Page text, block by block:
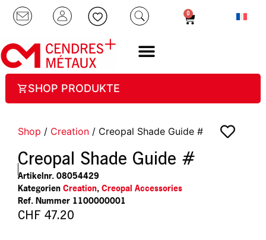
0
SHOP PRODUKTE
Shop / Creation / Creopal Shade Guide #
Creopal Shade Guide #
Artikelnr. 08054429
Kategorien Creation, Creopal Accessories
1100000001
CHF 47.20